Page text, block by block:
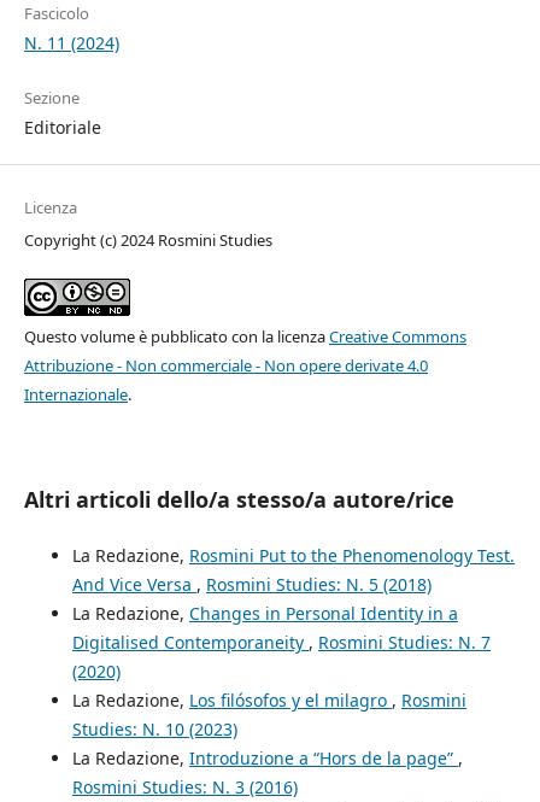
Fascicolo
N. 11 (2024)
Sezione
Editoriale
Licenza
Copyright (c) 2024 Rosmini Studies
Questo volume è pubblicato con la licenzaCreative Commons
Attribuzione - Non commerciale - Non opere derivate 4.0
Internazionale.
Altri articoli dello/a stesso/a autore/rice
La Redazione, Rosmini Put to the Phenomenology Test.
And Vice Versa , Rosmini Studies: N. 5 (2018)
La Redazione, Changes in Personal Identity in a
Digitalised Contemporaneity , Rosmini Studies: N. 7
(2020)
La Redazione, Los filósofos y el milagro , Rosmini
Studies: N. 10 (2023)
La Redazione, Introduzione a “Hors de la page” ,
Rosmini Studies: N. 3 (2016)